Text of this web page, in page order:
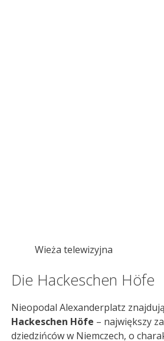
Wieża telewizyjna
Die Hackeschen Höfe
Nieopodal Alexanderplatz
Hackeschen Höfe – największy
dziedzińców w Niemczech, o